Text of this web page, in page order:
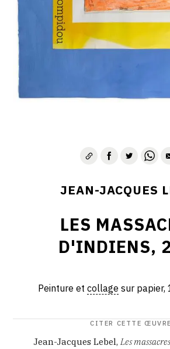
JEAN-JACQUES
LES
D'INDIENS,
Peinture etcollage sur papier,
CITER CETTE ŒUVRE
Jean-Jacques Lebel, Les